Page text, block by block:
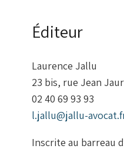
Éditeur
Laurence Jallu
23 bis, rue Jean
02 40 69 93 93
l.jallu@jallu-
Inscrite au barreau